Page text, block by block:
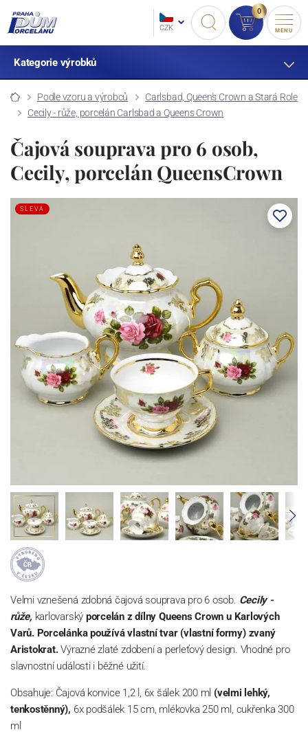
CZK
0
MENU
Kategorie výrobků
Podle vzoru a výrobců
Carlsbad, Queen's Crown a Stará Role
Cecily - růže, porcelán Carlsbad a Queens Crown
Čajová souprava pro 6 osob,
Cecily, porcelán QueensCrown
SLEVA
Velmi vznešená zdobná čajová souprava pro 6 osob. Cecily -
růže,karlovarský porcelán z dílny Queens Crown u Karlových
Varů. Porcelánka používá vlastní tvar (vlastní formy) zvaný
Aristokrat.Výrazné zlaté zdobení a perleťový design. Vhodné pro
slavnostní události i běžné užití.
Obsahuje: Čajová konvice 1,2 l, 6x šálek 200 ml (velmi lehký,
tenkostěnný), 6x podšálek 15 cm, mlékovka 250 ml, cukřenka 300
ml